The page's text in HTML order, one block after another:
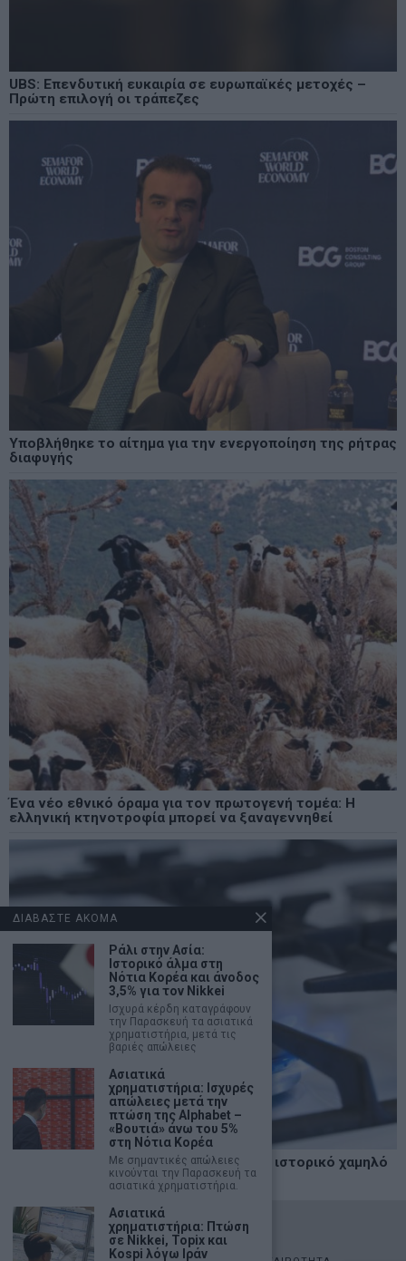
UBS: Επενδυτική ευκαιρία σε ευρωπαϊκές μετοχές –
Πρώτη επιλογή οι τράπεζες
Υποβλήθηκε το αίτημα για την ενεργοποίηση της ρήτρας
διαφυγής
Ένα νέο εθνικό όραμα για τον πρωτογενή τομέα: Η
ελληνική κτηνοτροφία μπορεί να ξαναγεννηθεί
Τα αποθέματα φυσικού αερίου άγγιξαν ιστορικό χαμηλό
– Φόβοι για νέο ενεργειακό σοκ
©2026 - marketnews.gr - All Rights Reserved
ΔΙΑΒΑΣΤΕ ΑΚΟΜΑ
Ράλι στην Ασία:
Ιστορικό άλμα στη
Νότια Κορέα και άνοδος
3,5% για τον Nikkei
Ισχυρά κέρδη καταγράφουν
την Παρασκευή τα ασιατικά
χρηματιστήρια, μετά τις
βαριές απώλειες
Ασιατικά
χρηματιστήρια: Ισχυρές
απώλειες μετά την
πτώση της Alphabet –
«Βουτιά» άνω του 5%
στη Νότια Κορέα
Με σημαντικές απώλειες
κινούνται την Παρασκευή τα
ασιατικά χρηματιστήρια.
Ασιατικά
χρηματιστήρια: Πτώση
σε Nikkei, Topix και
Kospi λόγω Ιράν